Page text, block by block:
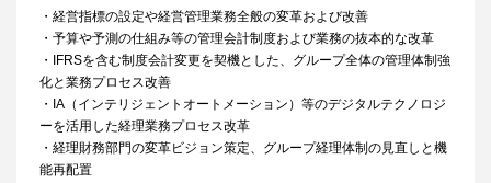
・経営指標の設定や経営管理業務全般の変革および改善
・予算や予測の仕組み等の管理会計制度および業務の抜本的な改革
・IFRSを含む制度会計変更を契機とした、グループ全体の管理体制強
化と業務プロセス改善
・IA（インテリジェントオートメーション）等のデジタルテクノロジ
ーを活用した経理業務プロセス改革
・経理財務部門の変革ビジョン策定、グループ経理体制の見直しと機
能再配置